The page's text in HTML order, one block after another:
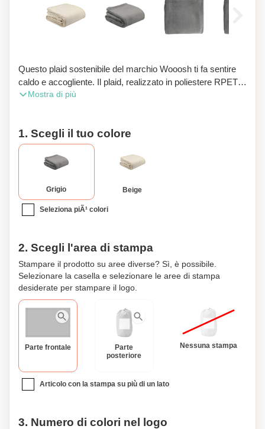
Questo plaid sostenibile del marchio Wooosh ti fa sentire
caldo e accogliente. Il plaid, realizzato in poliestere RPET, è
veramente super morbido e comodo. Ottimo per
come copriletto o come aggiunta al tuo letto per creare
calore extra. Questo plaid è accuratamente arrotolato e
consegnato in una pochette realizzata in cotone riciclato.
Questo lo rende facile da riporre o trasportare. Certificato
GRS. Materiale riciclato totale: 100%. Dimensioni quando è
aperto 200 x 130 cm.
Mostra di più
1. Scegli il tuo colore
Grigio Beige
Seleziona piÃ¹ colori
2. Scegli l'area di stampa
Stampare il prodotto su aree diverse? Sì, è possibile.
Selezionare la casella e selezionare le aree di stampa
desiderate per stampare il logo.
Parte frontale
Parte
posteriore
Nessuna stampa
Articolo con la stampa su più di un lato
3. Numero di colori nel logo